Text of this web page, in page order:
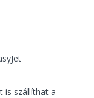
is szállíthat a